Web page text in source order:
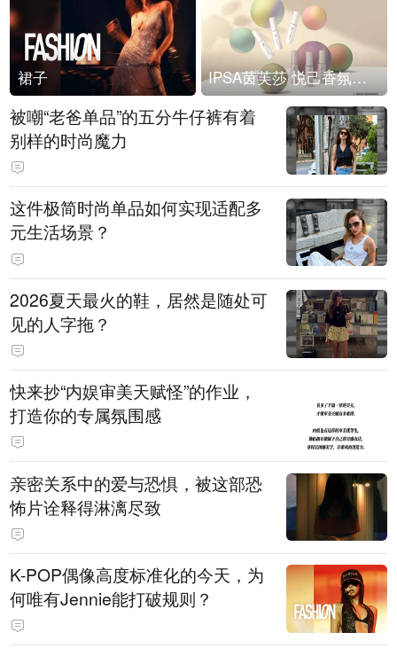
裙子 IPSA茵芙莎 悦己香氛凝露上市
被嘲“老爸单品”的五分牛仔裤有着
别样的时尚魔力
这件极简时尚单品如何实现适配多
元生活场景？
2026夏天最火的鞋，居然是随处可
见的人字拖？
快来抄“内娱审美天赋怪”的作业，
打造你的专属氛围感
亲密关系中的爱与恐惧，被这部恐
怖片诠释得淋漓尽致
K-POP偶像高度标准化的今天，为
何唯有Jennie能打破规则？